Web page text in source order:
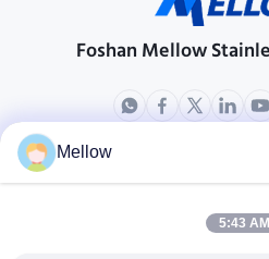
Foshan Mellow
producten
Mellow
5:43 AM